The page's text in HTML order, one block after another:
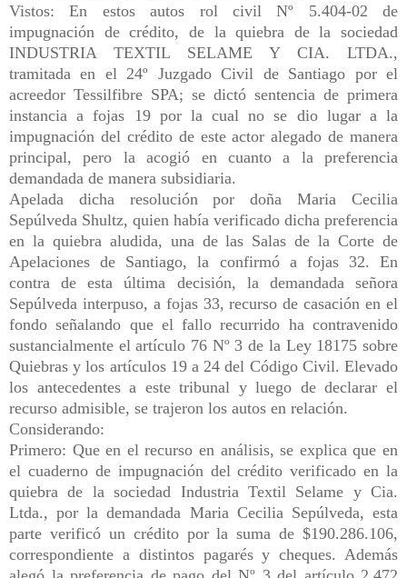
Vistos: En estos autos rol civil Nº 5.404-02 de
impugnación de crédito, de la quiebra de la sociedad
INDUSTRIA TEXTIL SELAME Y CIA. LTDA.,
tramitada en el 24º Juzgado Civil de Santiago por el
acreedor Tessilfibre SPA; se dictó sentencia de primera
instancia a fojas 19 por la cual no se dio lugar a la
impugnación del crédito de este actor alegado de manera
principal, pero la acogió en cuanto a la preferencia
demandada de manera subsidiaria.
Apelada dicha resolución por doña Maria Cecilia
Sepúlveda Shultz, quien había verificado dicha preferencia
en la quiebra aludida, una de las Salas de la Corte de
Apelaciones de Santiago, la confirmó a fojas 32. En
contra de esta última decisión, la demandada señora
Sepúlveda interpuso, a fojas 33, recurso de casación en el
fondo señalando que el fallo recurrido ha contravenido
sustancialmente el artículo 76 Nº 3 de la Ley 18175 sobre
Quiebras y los artículos 19 a 24 del Código Civil. Elevado
los antecedentes a este tribunal y luego de declarar el
recurso admisible, se trajeron los autos en relación.
Considerando:
Primero: Que en el recurso en análisis, se explica que en
el cuaderno de impugnación del crédito verificado en la
quiebra de la sociedad Industria Textil Selame y Cia.
Ltda., por la demandada Maria Cecilia Sepúlveda, esta
parte verificó un crédito por la suma de $190.286.106,
correspondiente a distintos pagarés y cheques. Además